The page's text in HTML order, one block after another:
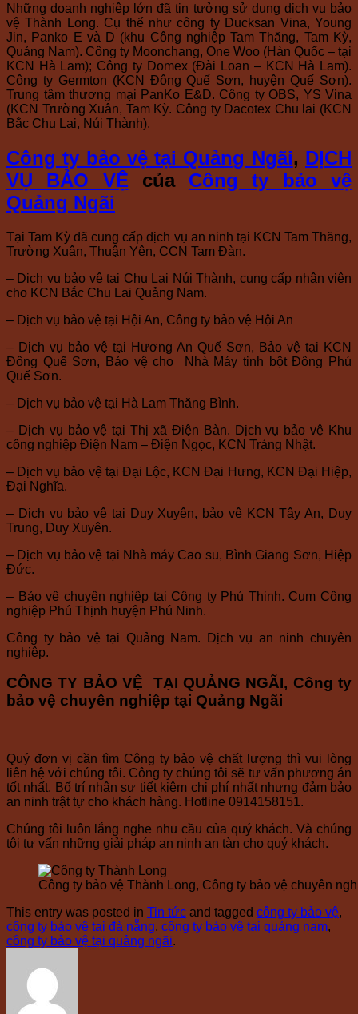
Những doanh nghiệp lớn đã tin tưởng sử dụng dịch vụ bảo
vệ Thành Long. Cụ thể như công ty Ducksan Vina, Young
Jin, Panko E và D (khu Công nghiệp Tam Thăng, Tam Kỳ,
Quảng Nam). Công ty Moonchang, One Woo (Hàn Quốc – tại
KCN Hà Lam); Công ty Domex (Đài Loan – KCN Hà Lam).
Công ty Germton (KCN Đông Quế Sơn, huyện Quế Sơn).
Trung tâm thương mại PanKo E&D. Công ty OBS, YS Vina
(KCN Trường Xuân, Tam Kỳ. Công ty Dacotex Chu lai (KCN
Bắc Chu Lai, Núi Thành).
Công ty bảo vệ tại Quảng Ngãi, DỊCH
VỤ BẢO VỆ của Công ty bảo vệ
Quảng Ngãi
Tại Tam Kỳ đã cung cấp dịch vụ an ninh tại KCN Tam Thăng,
Trường Xuân, Thuận Yên, CCN Tam Đàn.
– Dịch vụ bảo vệ tại Chu Lai Núi Thành, cung cấp nhân viên
cho KCN Bắc Chu Lai Quảng Nam.
– Dịch vụ bảo vệ tại Hội An, Công ty bảo vệ Hội An
– Dịch vụ bảo vệ tại Hương An Quế Sơn, Bảo vệ tại KCN
Đông Quế Sơn, Bảo vệ cho Nhà Máy tinh bột Đông Phú
Quế Sơn.
– Dịch vụ bảo vệ tại Hà Lam Thăng Bình.
– Dịch vụ bảo vệ tại Thị xã Điện Bàn. Dịch vụ bảo vệ Khu
công nghiệp Điện Nam – Điện Ngọc, KCN Trảng Nhật.
– Dịch vụ bảo vệ tại Đại Lộc, KCN Đại Hưng, KCN Đại Hiệp,
Đại Nghĩa.
– Dịch vụ bảo vệ tại Duy Xuyên, bảo vệ KCN Tây An, Duy
Trung, Duy Xuyên.
– Dịch vụ bảo vệ tại Nhà máy Cao su, Bình Giang Sơn, Hiệp
Đức.
– Bảo vệ chuyên nghiệp tại Công ty Phú Thịnh. Cụm Công
nghiệp Phú Thịnh huyện Phú Ninh.
Công ty bảo vệ tại Quảng Nam. Dịch vụ an ninh chuyên
nghiệp.
CÔNG TY BẢO VỆ TẠI QUẢNG NGÃI, Công ty
bảo vệ chuyên nghiệp tại Quảng Ngãi
Quý đơn vị cần tìm Công ty bảo vệ chất lượng thì vui lòng
liên hệ với chúng tôi. Công ty chúng tôi sẽ tư vấn phương án
tốt nhất. Bố trí nhân sự tiết kiệm chi phí nhất nhưng đảm bảo
an ninh trật tự cho khách hàng. Hotline 0914158151.
Chúng tôi luôn lắng nghe nhu cầu của quý khách. Và chúng
tôi tư vấn những giải pháp an ninh an tàn cho quý khách.
Công ty bảo vệ Thành Long, Công ty bảo vệ chuyên
This entry was posted in Tin tức and tagged công ty bảo vệ,
công ty bảo vệ tại đà nẵng, công ty bảo vệ tại quảng nam,
công ty bảo vệ tại quảng ngãi.